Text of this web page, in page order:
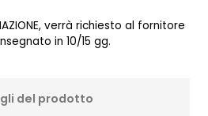
verrà richiesto al fornitore
in 10/15 gg.
del prodotto